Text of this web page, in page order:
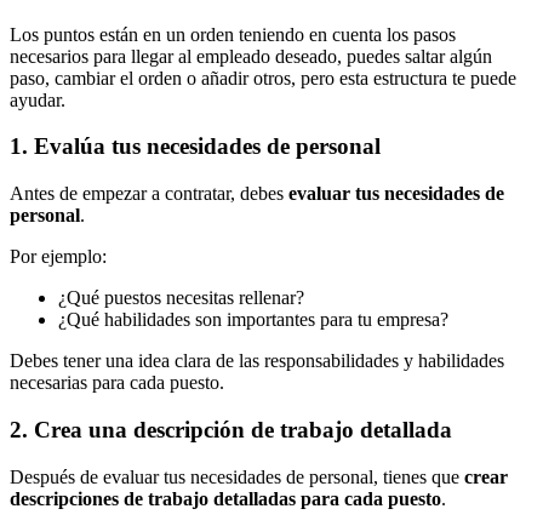
Los puntos están en un orden teniendo en cuenta los pasos
necesarios para llegar al empleado deseado, puedes saltar algún
paso, cambiar el orden o añadir otros, pero esta estructura te puede
ayudar.
1. Evalúa tus necesidades de personal
Antes de empezar a contratar, debes evaluar tus necesidades de
personal.
Por ejemplo:
¿Qué puestos necesitas rellenar?
¿Qué habilidades son importantes para tu empresa?
Debes tener una idea clara de las responsabilidades y habilidades
necesarias para cada puesto.
2. Crea una descripción de trabajo detallada
Después de evaluar tus necesidades de personal, tienes que crear
descripciones de trabajo detalladas para cada puesto.